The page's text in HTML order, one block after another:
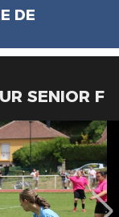
DE
SENIOR F